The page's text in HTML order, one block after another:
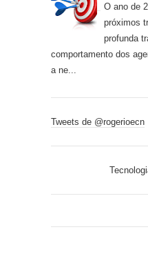
O ano de
próximos
profunda
comportamento dos
a ne...
Tweets de @rogerioecn